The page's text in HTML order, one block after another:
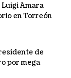
Amara
en Torreón
de
por mega